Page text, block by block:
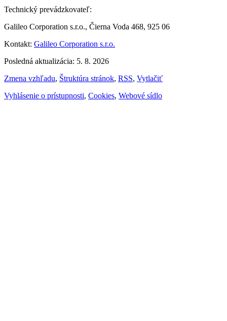
Technický prevádzkovateľ:
Galileo Corporation s.r.o., Čierna Voda 468, 925 06
Kontakt: Galileo Corporation s.r.o.
Posledná aktualizácia: 5. 8. 2026
Zmena vzhľadu, Štruktúra stránok, RSS, Vytlačiť
Vyhlásenie o prístupnosti, Cookies, Webové sídlo